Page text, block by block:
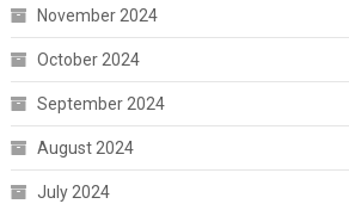
November 2024
October 2024
September 2024
August 2024
July 2024